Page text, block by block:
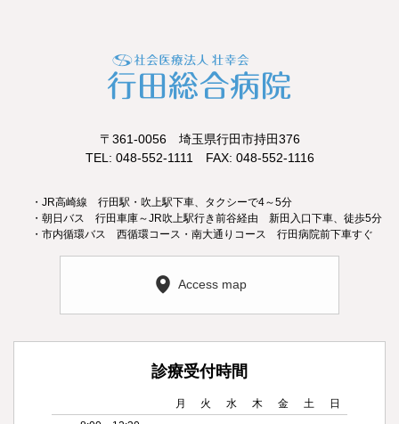
〒361-0056 埼玉県行田市持田376
TEL: 048-552-1111 FAX: 048-552-1116
・JR高崎線 行田駅・吹上駅下車、タクシーで4～5分
・朝日バス 行田車庫～JR吹上駅行き前谷経由 新田入口下車、徒歩5分
・市内循環バス 西循環コース・南大通りコース 行田病院前下車すぐ
Access map
診療受付時間
月 火 水 木 金 土
日